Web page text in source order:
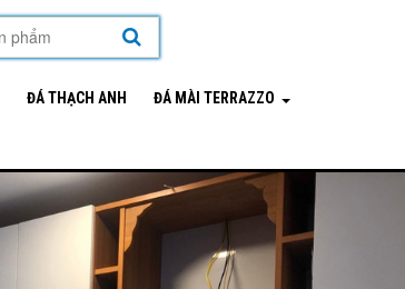
ĐÁ THẠCH ANH ĐÁ MÀI TERRAZZO